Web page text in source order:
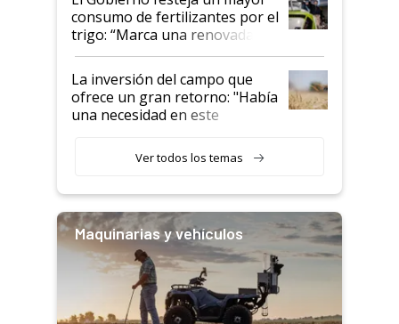
consumo de fertilizantes por el
trigo: “Marca una renovada
confianza de los productores”
La inversión del campo que
ofrece un gran retorno: "Había
una necesidad en este
Ver todos los temas
Maquinarias y vehículos